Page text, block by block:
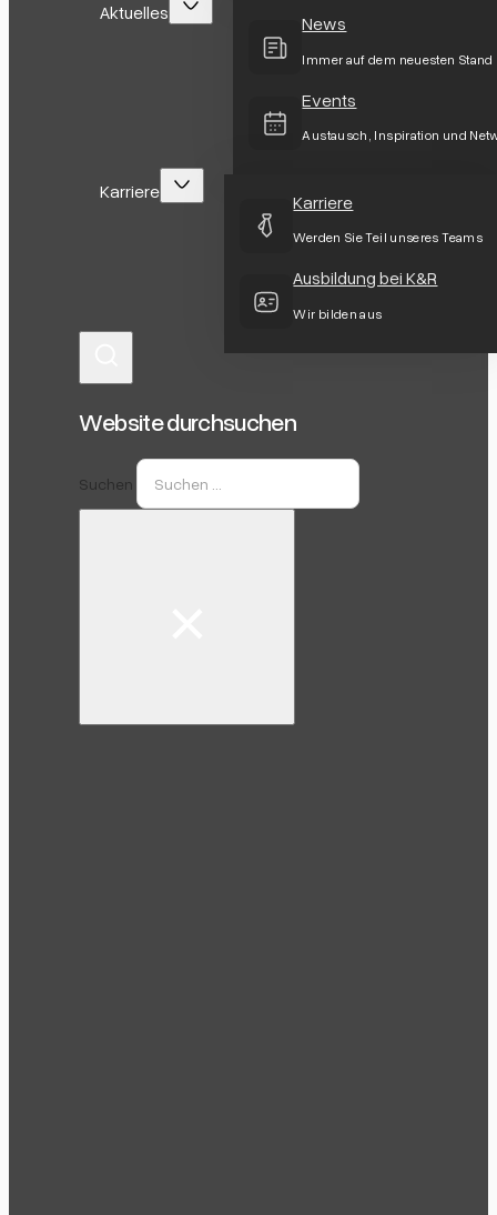
Aktuelles News
Immer auf dem neuesten Stand
Events
Austausch, Inspiration und
Karriere Karriere
Werden Sie Teil unseres Teams
Ausbildung bei K&R
Wir bilden aus
Website durchsuchen
Suchen